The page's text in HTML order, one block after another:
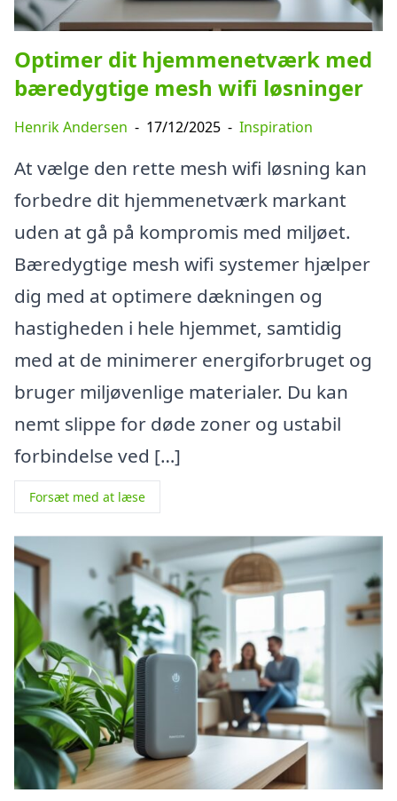
Optimer dit hjemmenetværk med
bæredygtige mesh wifi løsninger
Henrik Andersen - 17/12/2025 - Inspiration
At vælge den rette mesh wifi løsning kan
forbedre dit hjemmenetværk markant
uden at gå på kompromis med miljøet.
Bæredygtige mesh wifi systemer hjælper
dig med at optimere dækningen og
hastigheden i hele hjemmet, samtidig
med at de minimerer energiforbruget og
bruger miljøvenlige materialer. Du kan
nemt slippe for døde zoner og ustabil
forbindelse ved […]
Forsæt med at læse